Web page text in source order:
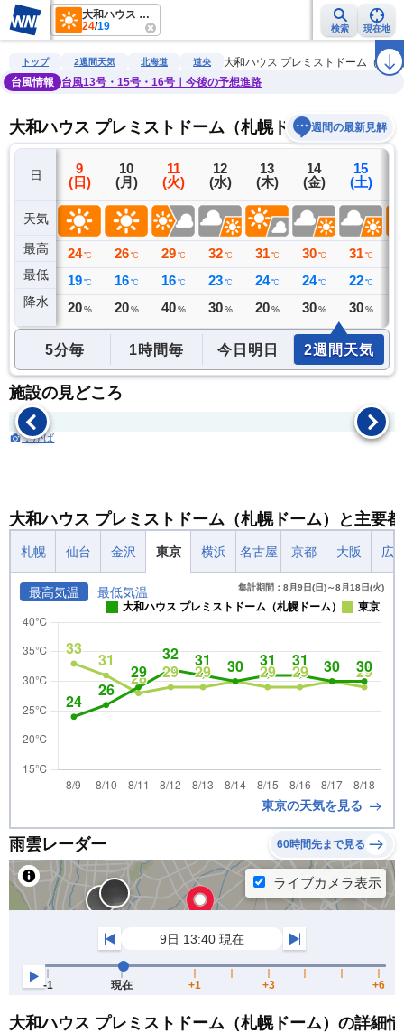
大和ハウス プレミストドーム（札幌ドーム）
24/19 検索 現在地
雨雲レーダー 台風情報 地震情報 警報・注意報 2週間天気 ラ
トップ 2週間天気 北海道 道央
大和ハウス プレミストドーム（札幌
台風情報
台風13号・15号・16号｜今後の予想進路
大和ハウス プレミストドーム（札幌ドーム）の2週間
週間の最新見解
日
天気
最高
最低
降水
8
(土)
24 ℃
20 ℃
0 ミリ
9
(日)
24 ℃
19 ℃
20 %
10
(月)
26 ℃
16 ℃
20 %
11
(火)
29 ℃
16 ℃
40 %
12
(水)
32 ℃
23 ℃
30 %
13
(木)
31 ℃
24 ℃
20 %
14
(金)
30 ℃
24 ℃
30 %
15
(土)
31 ℃
22 ℃
30 %
5分毎 1時間毎 今日明日 2週間天気
施設の見どころ
：かば
大和ハウス プレミストドーム（札幌ドーム）と主要
札幌 仙台 金沢 東京 横浜 名古屋 京都 大阪 広
最高気温 最低気温 集計期間：8月9日(日)～8月18日(火)
大和ハウス プレミストドーム（札幌ドーム） 東京
東京の天気を見る
雨雲レーダー 60時間先まで見る
大和ハウス プレミストドーム（札幌ドーム）の詳細